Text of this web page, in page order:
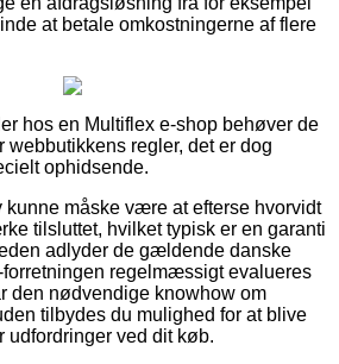
at betale omkostningerne af flere
hos en Multiflex e-shop behøver de
webbutikkens regler, det er dog
ophidsende.
kunne måske være at efterse hvorvidt
tilsluttet, hvilket typisk er en garanti
adlyder de gældende danske
forretningen regelmæssigt evalueres
den nødvendige knowhow om
tilbydes du mulighed for at blive
udfordringer ved dit køb.